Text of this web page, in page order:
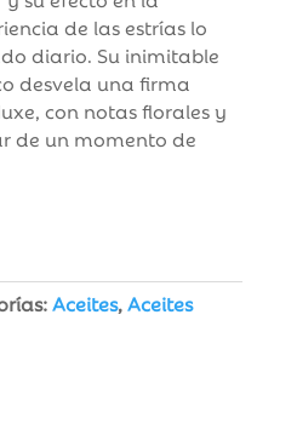
de las estrías lo
diario. Su inimitable
desvela una firma
con notas florales y
de un momento de
Aceites,Aceites